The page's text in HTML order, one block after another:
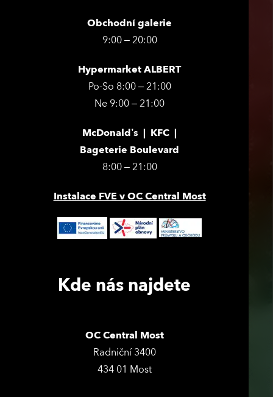
Obchodní galerie
9:00 – 20:00
Hypermarket ALBERT
Po-So 8:00 – 21:00
Ne 9:00 – 21:00
McDonald’s | KFC |
Bageterie Boulevard
8:00 – 21:00
Instalace FVE v OC Central Most
Kde nás najdete
OC Central Most
Radniční 3400
434 01 Most